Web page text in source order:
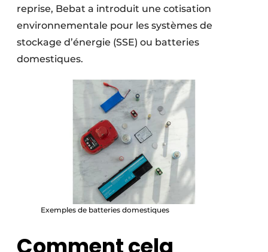
reprise, Bebat a introduit une cotisation
environnementale pour les systèmes de
stockage d’énergie (SSE) ou batteries
domestiques.
Exemples de batteries domestiques